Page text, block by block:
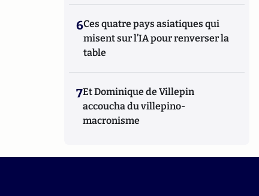
6Ces quatre pays asiatiques qui
misent sur l’IA pour renverser la
table
7Et Dominique de Villepin
accoucha du villepino-
macronisme